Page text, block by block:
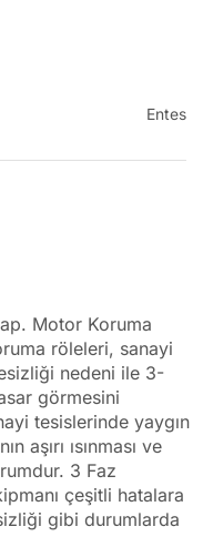
Entes
Motor Koruma
röleleri, sanayi
nedeni ile 3-
görmesini
tesislerinde yaygın
aşırı ısınması ve
3 Faz
çeşitli hatalara
gibi durumlarda